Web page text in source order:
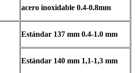
acero inoxidable 0.4-0.8mm
Estándar 137 mm 0.4-1.0 mm
Estándar 140 mm 1,1-1,3 mm